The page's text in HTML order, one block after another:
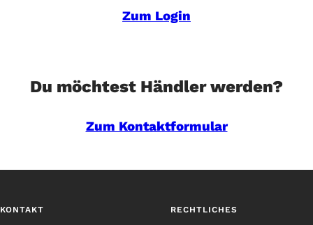
Zum Login
Du möchtest Händler werden?
Zum Kontaktformular
KONTAKT RECHTLICHES